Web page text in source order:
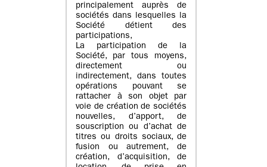
principalement auprès de
sociétés dans lesquelles la
Société détient des
participations,
La participation de la
Société, par tous moyens,
directement ou
indirectement, dans toutes
opérations pouvant se
rattacher à son objet par
voie de création de sociétés
nouvelles, d’apport, de
souscription ou d’achat de
titres ou droits sociaux, de
fusion ou autrement, de
création, d’acquisition, de